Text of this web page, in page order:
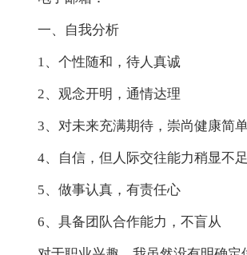
一、自我分析
1、个性随和，待人真诚
2、观念开明，通情达理
3、对未来充满期待，崇尚健康简
4、自信，但人际交往能力稍显不足
5、做事认真，有责任心
6、具备团队合作能力，不盲从